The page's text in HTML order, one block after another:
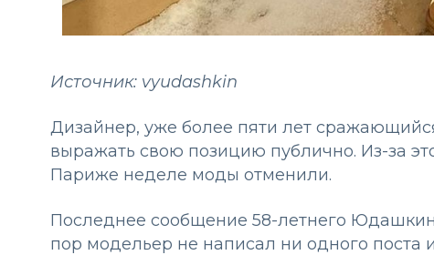
Источник: vyudashkin
Дизайнер, уже более пяти лет
выражать свою позицию публично. Из-за
Париже неделе моды отменили.
Последнее сообщение 58-летнего
пор модельер не написал ни одного поста